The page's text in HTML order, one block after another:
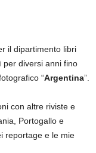
il dipartimento libri
per diversi anni fino
“Argentina”.
con altre riviste e
Portogallo e
reportage e le mie